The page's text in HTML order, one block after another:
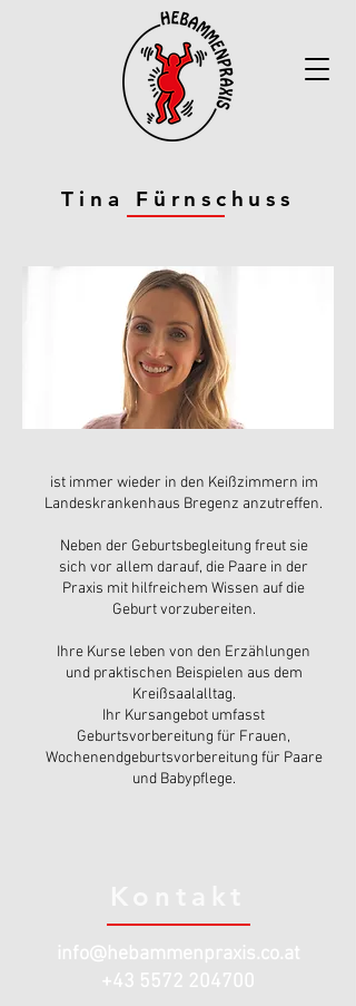
Tina Fürnschuss
ist immer wieder in den Keißzimmern im
Landeskrankenhaus Bregenz anzutreffen.
Neben der Geburtsbegleitung freut sie
sich vor allem darauf, die Paare in der
Praxis mit hilfreichem Wissen auf die
Geburt vorzubereiten.
Ihre Kurse leben von den Erzählungen
und praktischen Beispielen aus dem
Kreißsaalalltag.
Ihr Kursangebot umfasst
Geburtsvorbereitung für Frauen,
Wochenendgeburtsvorbereitung für Paare
und Babypflege.
info@hebammenpraxis.co.at
+43 5572 204700